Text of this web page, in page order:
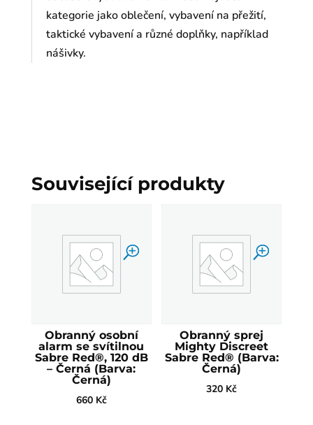
kategorie jako oblečení, vybavení na přežití,
taktické vybavení a různé doplňky, například
nášivky.
Související produkty
Obranný osobní
alarm se svítilnou
Sabre Red®, 120 dB
– Černá (Barva:
Černá)
660 Kč
Obranný sprej
Mighty Discreet
Sabre Red® (Barva:
Černá)
320 Kč